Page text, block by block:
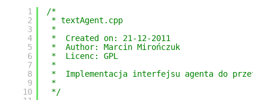
1
2
3
4
5
6
7
8
9
10
/*
* textAgent.cpp
*
*  Created on: 21-12-2011
*  Author: Marcin Mirończuk
*  Licenc: GPL
*
*  Implementacja interfejsu agenta do
*
*/